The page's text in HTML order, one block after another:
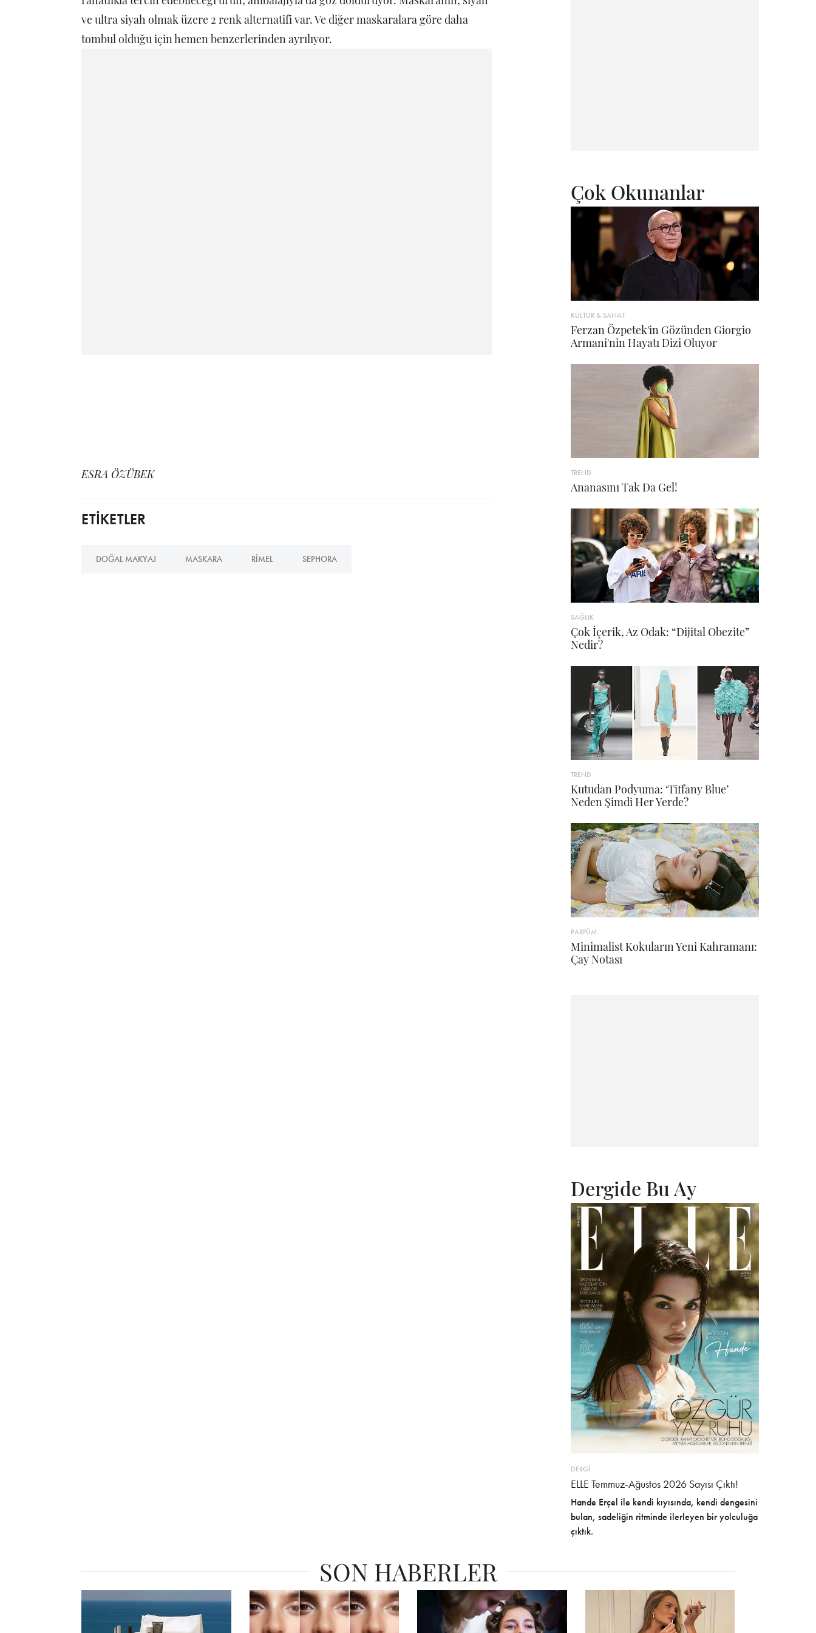
ve ultra siyah olmak üzere 2 renk alternatifi var. Ve diğer maskaralara göre daha
tombul olduğu için hemen benzerlerinden ayrılıyor.
ESRA ÖZÜBEK
ETİKETLER
DOĞAL MAKYAJ MASKARA RIMEL SEPHORA
Çok Okunanlar
KÜLTÜR & SANAT
Ferzan Özpetek'in Gözünden Giorgio
Armani'nin Hayatı Dizi Oluyor
TREND
Ananasını Tak Da Gel!
SAĞLIK
Çok İçerik, Az Odak: “Dijital Obezite”
Nedir?
TREND
Kutudan Podyuma: ‘Tiffany Blue’
Neden Şimdi Her Yerde?
PARFÜM
Minimalist Kokuların Yeni Kahramanı:
Çay Notası
Dergide Bu Ay
DERGİ
ELLE Temmuz-Ağustos 2026 Sayısı Çıktı!
Hande Erçel ile kendi kıyısında, kendi dengesini
bulan, sadeliğin ritminde ilerleyen bir yolculuğa
çıktık.
SON HABERLER